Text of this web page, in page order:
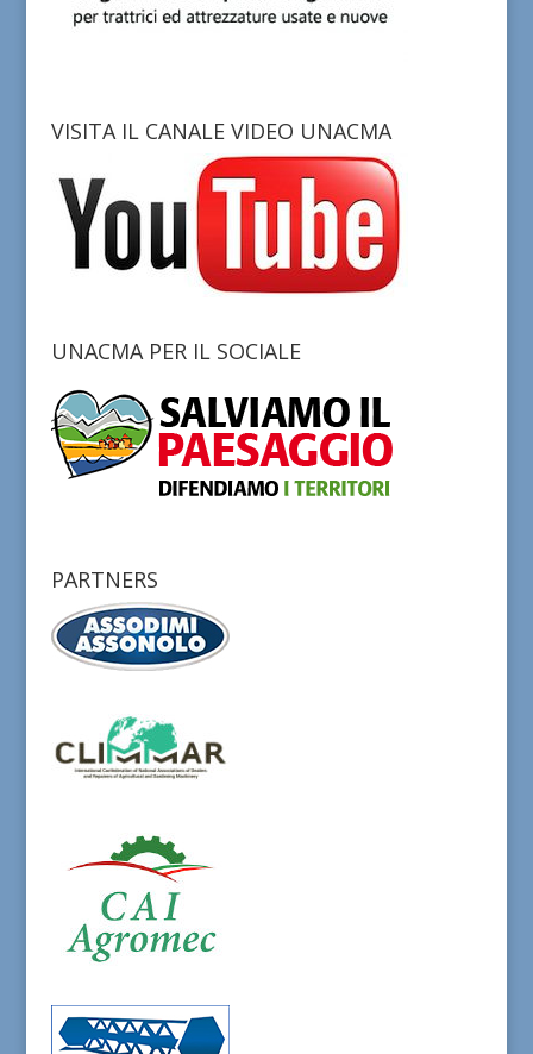
VISITA IL CANALE VIDEO UNACMA
UNACMA PER IL SOCIALE
PARTNERS